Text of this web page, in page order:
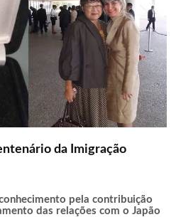
da Imigração
pela contribuição
das relações com o Japão